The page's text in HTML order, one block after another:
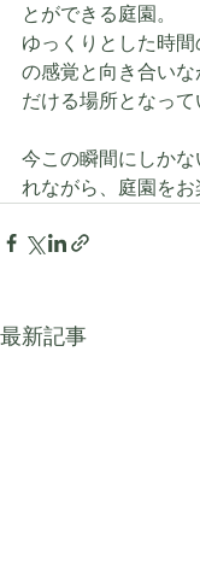
とができる庭園。
ゆっくりとした時
の感覚と向き合い
だける場所となって
今この瞬間にしか
れながら、庭園をお
最新記事